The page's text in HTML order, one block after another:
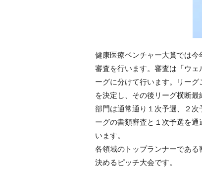
健康医療ベンチャー大賞では
審査を行います。審査は「ウ
ーグに分けて行います。リー
を決定し、その後リーグ横断
部門は通常通り１次予選、２
ーグの書類審査と１次予選を
います。
各領域のトップランナーであ
決めるピッチ大会です。